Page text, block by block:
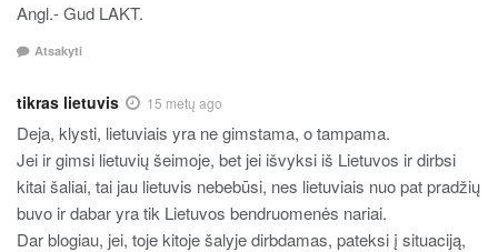
Angl.- Gud LAKT.
Atsakyti
tikras lietuvis 15 metų ago
Deja, klysti, lietuviais yra ne gimstama, o tampama.
Jei ir gimsi lietuvių šeimoje, bet jei išvyksi iš Lietuvos ir dirbsi
kitai šaliai, tai jau lietuvis nebebūsi, nes lietuviais nuo pat pradžių
buvo ir dabar yra tik Lietuvos bendruomenės nariai.
Dar blogiau, jei, toje kitoje šalyje dirbdamas, pateksi į situaciją,